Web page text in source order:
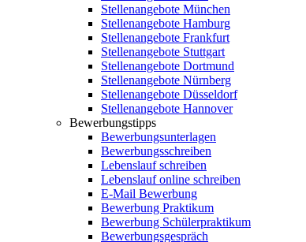
Stellenangebote München
Stellenangebote Hamburg
Stellenangebote Frankfurt
Stellenangebote Stuttgart
Stellenangebote Dortmund
Stellenangebote Nürnberg
Stellenangebote Düsseldorf
Stellenangebote Hannover
Bewerbungstipps
Bewerbungsunterlagen
Bewerbungsschreiben
Lebenslauf schreiben
Lebenslauf online schreiben
E-Mail Bewerbung
Bewerbung Praktikum
Bewerbung Schülerpraktikum
Bewerbungsgespräch